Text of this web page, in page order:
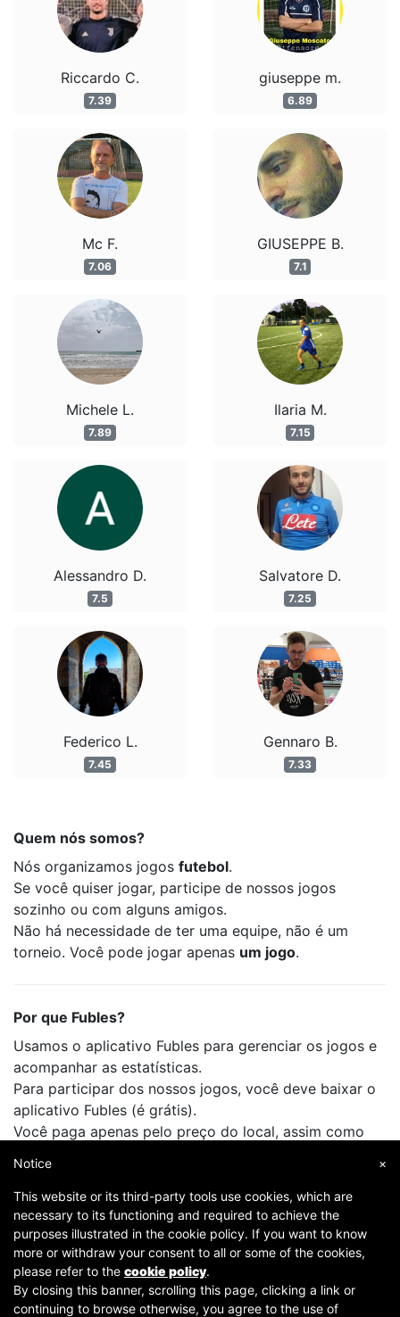
Riccardo C.
7.39
Mc F.
7.06
Michele L.
7.89
Alessandro D.
7.5
Federico L.
7.45
giuseppe m.
6.89
GIUSEPPE B.
7.1
Ilaria M.
7.15
Salvatore D.
7.25
Gennaro B.
7.33
Quem nós somos?
Nós organizamos jogos futebol.
Se você quiser jogar, participe de nossos jogos
sozinho ou com alguns amigos.
Não há necessidade de ter uma equipe, não é um
torneio. Você pode jogar apenas um jogo.
Por que Fubles?
Usamos o aplicativo Fubles para gerenciar os jogos e
acompanhar as estatísticas.
Para participar dos nossos jogos, você deve baixar o
aplicativo Fubles (é grátis).
Você paga apenas pelo preço do local, assim como
×
Notice
This website or its third-party tools use cookies, which are
necessary to its functioning and required to achieve the
purposes illustrated in the cookie policy. If you want to know
more or withdraw your consent to all or some of the cookies,
please refer to the cookie policy.
By closing this banner, scrolling this page, clicking a link or
continuing to browse otherwise, you agree to the use of